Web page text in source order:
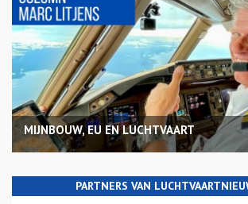
MIJNBOUW, EU EN LUCHTVAART
PARTNERS VAN